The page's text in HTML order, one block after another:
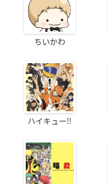
ちいかわ
ハイキュー!!